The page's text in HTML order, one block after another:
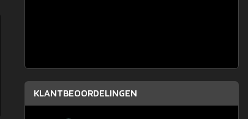
KLANTBEOORDELINGEN